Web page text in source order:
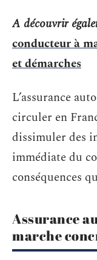
A découvrir
conducteur à
et démarches
L’assurance
circuler en
dissimuler des
immédiate du
conséquences
Assurance
marche